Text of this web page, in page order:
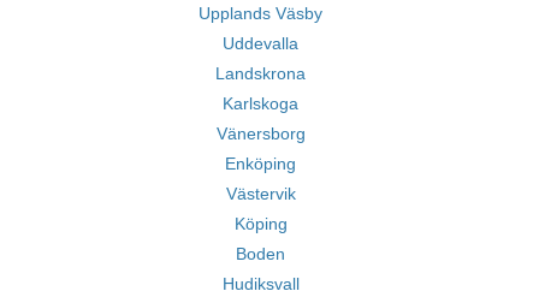
Upplands Väsby
Uddevalla
Landskrona
Karlskoga
Vänersborg
Enköping
Västervik
Köping
Boden
Hudiksvall